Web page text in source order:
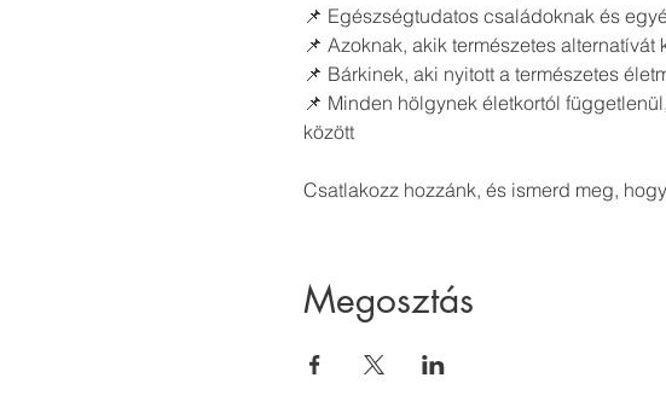
📌 Egészségtudatos családoknak és
📌 Azoknak, akik természetes
📌 Bárkinek, aki nyitott a természetes
📌 Minden hölgynek életkortól
között
Csatlakozz hozzánk, és ismerd meg,
Megosztás